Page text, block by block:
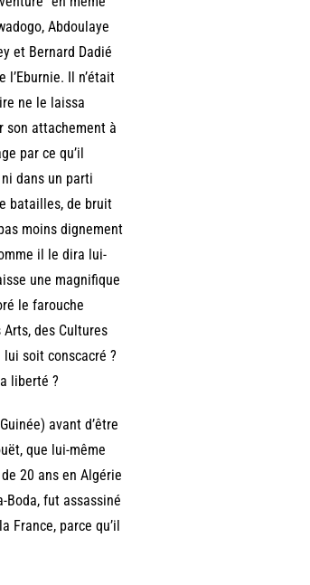
Abdoulaye
et Bernard Dadié
Il n’était
ne le laissa
son attachement à
par ce qu’il
dans un parti
batailles, de bruit
moins dignement
il le dira lui-
une magnifique
le farouche
Arts, des Cultures
lui soit conscacré ?
liberté ?
avant d’être
que lui-même
20 ans en Algérie
Boda, fut assassiné
France, parce qu’il